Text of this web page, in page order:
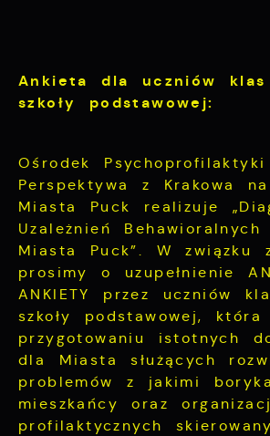
Ankieta dla uczniów klas
szkoły podstawowej:
Ośrodek Psychoprofilaktyki
Perspektywa z Krakowa
Miasta Puck realizuje
Uzależnień
Miasta Puck”. W związku
prosimy o uzupełnienie
ANKIETY przez uczniów
szkoły podstawowej, która
przygotowaniu istotnych
dla Miasta służących
problemów z jakimi
mieszkańcy oraz
profilaktycznych